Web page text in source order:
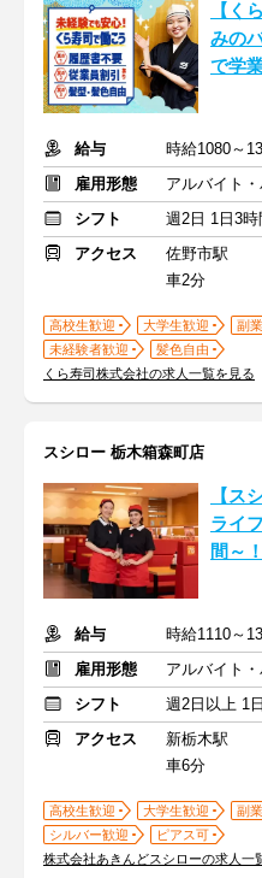
【く
みの
で学
給与
時給1080～
雇用形態
アルバイト・
シフト
週2日 1日3
アクセス
佐野市駅
車2分
高校生歓迎 大学生歓迎
副
未経験者歓迎
髪色自由
くら寿司株式会社の求人一覧を見る
スシロー 栃木箱森町店
【ス
ライ
間～
給与
時給1110～
雇用形態
アルバイト・
シフト
週2日以上 1
アクセス
新栃木駅
車6分
高校生歓迎 大学生歓迎
副
シルバー歓迎
ピアス可
株式会社あきんどスシローの求人一